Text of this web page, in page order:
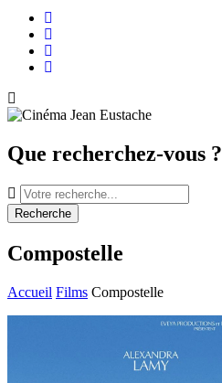
Que recherchez-vous ?
Recherche
Compostelle
Accueil Films Compostelle